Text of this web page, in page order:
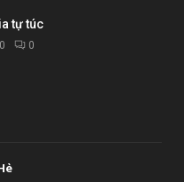
tự túc
0